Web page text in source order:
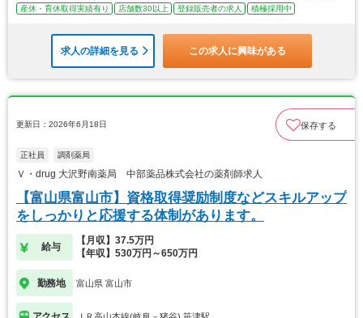
産休・育休取得実績有り
店舗数30以上 登録販売者の求人 積極採用中
求人の詳細を見る この求人に興味がある
更新日：2026年6月18日 保存する
正社員 調剤薬局
Ｖ・drug 大沢野南薬局 中部薬品株式会社の薬剤師求人
【富山県富山市】資格取得奨励制度などスキルアップ
をしっかりと応援する体制があります。
給与
【月収】37.5万円
【年収】530万円～650万円
勤務地 富山県 富山市
ＪＲ高山本線(岐阜－猪谷) 笹津駅